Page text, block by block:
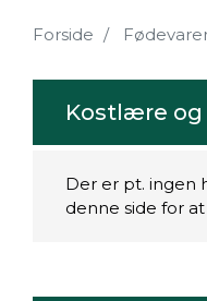
Forside
Kostlære
Der er pt. ingen
denne side for